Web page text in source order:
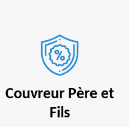
Couvreur Père et
Fils